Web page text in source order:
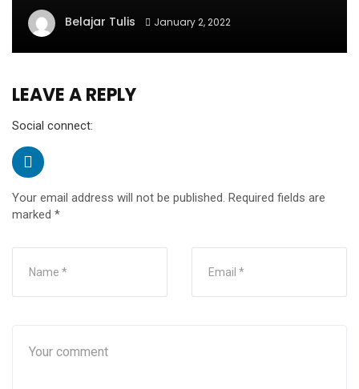
Belajar Tulis January 2, 2022
LEAVE A REPLY
Social connect:
Your email address will not be published. Required fields are
marked *